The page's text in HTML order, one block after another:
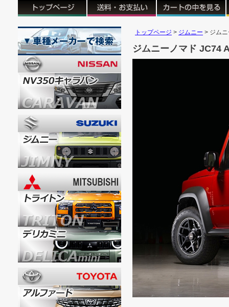
トップページ ジムニー ジム
ジムニーノマド JC74